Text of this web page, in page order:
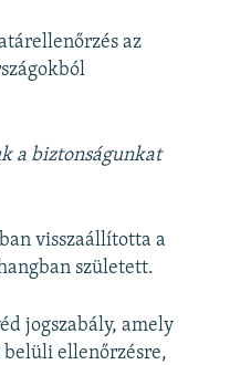
az
a biztonságunkat
visszaállította a
született.
jogszabály, amely
belüli ellenőrzésre,